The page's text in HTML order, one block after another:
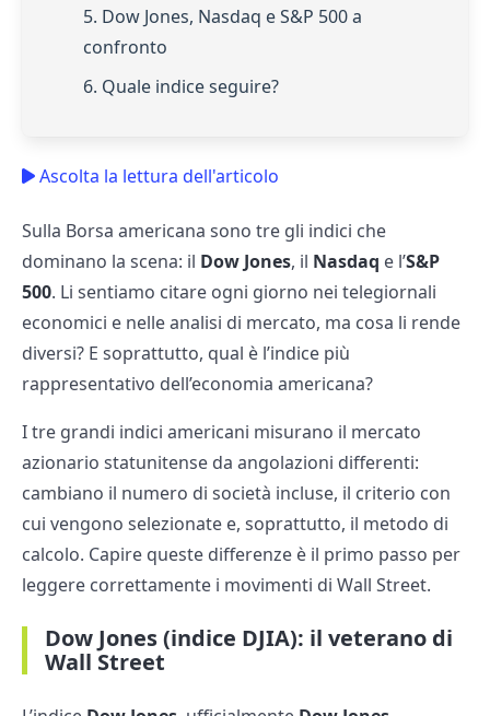
5. Dow Jones, Nasdaq e S&P 500 a
confronto
6. Quale indice seguire?
Ascolta la lettura dell'articolo
Sulla Borsa americana sono tre gli indici che
dominano la scena: il Dow Jones, il Nasdaq e l’S&P
500. Li sentiamo citare ogni giorno nei telegiornali
economici e nelle analisi di mercato, ma cosa li rende
diversi? E soprattutto, qual è l’indice più
rappresentativo dell’economia americana?
I tre grandi indici americani misurano il mercato
azionario statunitense da angolazioni differenti:
cambiano il numero di società incluse, il criterio con
cui vengono selezionate e, soprattutto, il metodo di
calcolo. Capire queste differenze è il primo passo per
leggere correttamente i movimenti di Wall Street.
Dow Jones (indice DJIA): il veterano di
Wall Street